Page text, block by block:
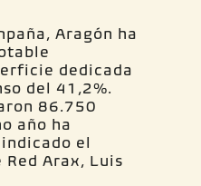
Aragón ha
dedicada
del 41,2%.
86.750
año ha
el
Arax, Luis